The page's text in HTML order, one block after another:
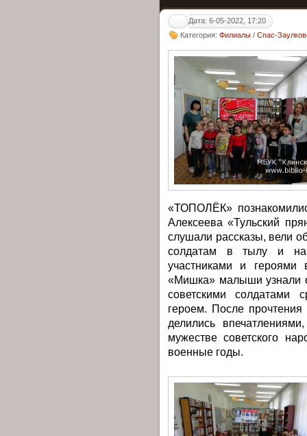
Дата: 6-05-2022, 17:20
Категория: Филиалы / Спас-
«ТОПОЛЁК»
Алексеева «Тульский
слушали рассказы, вели
солдатам в тылу и на
участниками и
«Мишка» малыши узнали
советскими
героем. После
делились
мужестве советского
военные годы.